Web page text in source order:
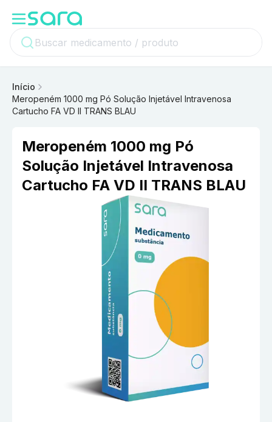
Início
Meropeném 1000 mg Pó Solução Injetável Intravenosa
Cartucho FA VD II TRANS BLAU
Meropeném 1000 mg Pó
Solução Injetável Intravenosa
Cartucho FA VD II TRANS BLAU